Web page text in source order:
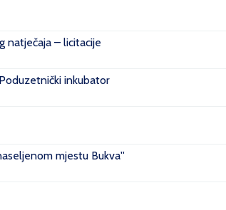
natječaja – licitacije
inkubator
mjestu Bukva''